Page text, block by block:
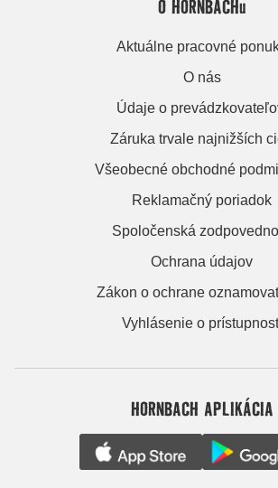
O HORNBACHu
Aktuálne pracovné
O nás
Údaje o
Záruka trvale najnižších
Všeobecné obchodné
Reklamačný poriadok
Spoločenská
Ochrana údajov
Zákon o ochrane
Vyhlásenie o
HORNBACH APLIKÁCIA